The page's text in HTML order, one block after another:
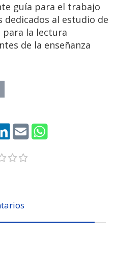
guía para el trabajo
dedicados al estudio de
para la lectura
de la enseñanza